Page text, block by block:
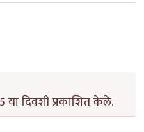
या दिवशी प्रकाशित केले.